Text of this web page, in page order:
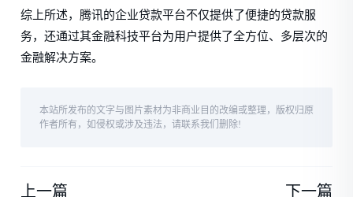
综上所述，腾讯的企业贷款平台不仅提供了便捷的贷款服
务，还通过其金融科技平台为用户提供了全方位、多层次的
金融解决方案。
本站所发布的文字与图片素材为非商业目的改编或整理，版权归原
作者所有，如侵权或涉及违法，请联系我们删除!
上一篇 下一篇